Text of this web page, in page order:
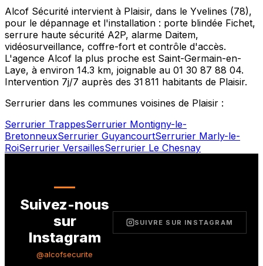
Alcof Sécurité intervient à Plaisir, dans le Yvelines (78),
pour le dépannage et l'installation : porte blindée Fichet,
serrure haute sécurité A2P, alarme Daitem,
vidéosurveillance, coffre-fort et contrôle d'accès.
L'agence Alcof la plus proche est Saint-Germain-en-
Laye, à environ 14.3 km, joignable au 01 30 87 88 04.
Intervention 7j/7 auprès des 31 811 habitants de Plaisir.
Serrurier dans les communes voisines de Plaisir :
Serrurier TrappesSerrurier Montigny-le-
BretonneuxSerrurier GuyancourtSerrurier Marly-le-
RoiSerrurier VersaillesSerrurier Le Chesnay
Suivez-nous
sur
Instagram
@alcofsecurite
SUIVRE SUR INSTAGRAM